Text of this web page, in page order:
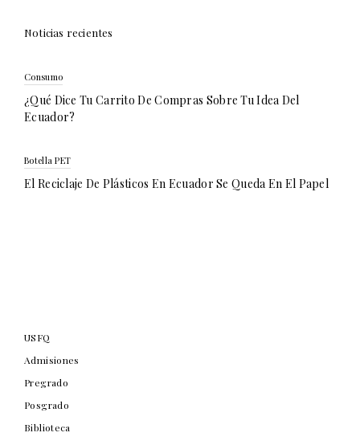
Noticias recientes
Consumo
¿Qué Dice Tu Carrito De Compras Sobre Tu Idea Del
Ecuador?
Botella PET
El Reciclaje De Plásticos En Ecuador Se Queda En El Papel
USFQ
Admisiones
Pregrado
Posgrado
Biblioteca